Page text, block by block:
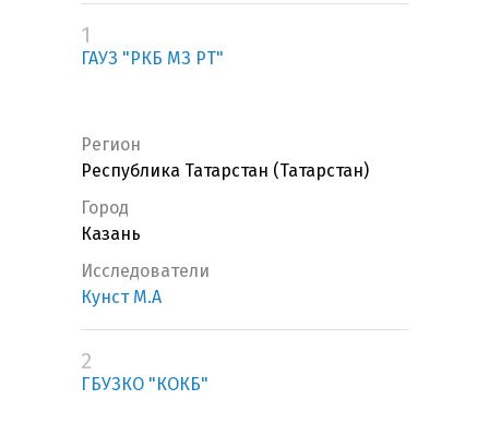
1
ГАУЗ "РКБ МЗ РТ"
Регион
Республика Татарстан (Татарстан)
Город
Казань
Исследователи
Кунст М.А
2
ГБУЗКО "КОКБ"